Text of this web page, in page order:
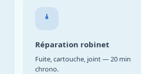
Réparation robinet
Fuite, cartouche, joint — 20 min
chrono.